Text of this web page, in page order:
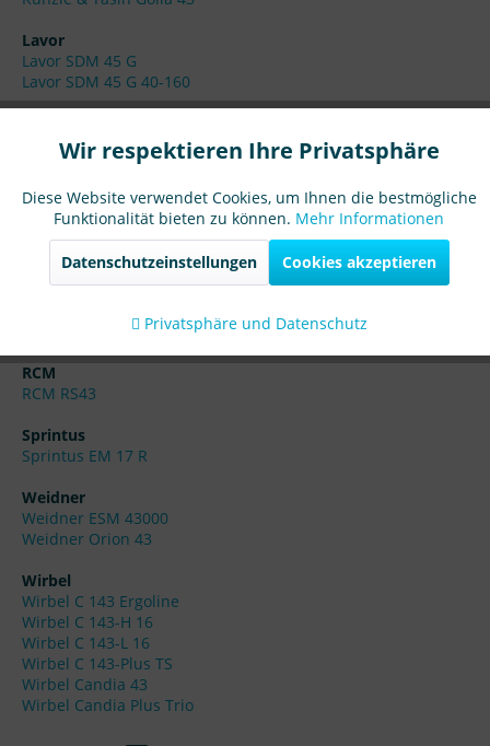
Lavor
Lavor SDM 45 G
Lavor SDM 45 G 40-160
Maxiclean MX 05-17
Mobilotech Extra
Mobilotech Plus
Mobilotech Speed 1
Mobilotech Speed 2
RCM
RCM RS43
Sprintus
Sprintus EM 17 R
Weidner
Weidner ESM 43000
Weidner Orion 43
Wirbel
Wirbel C 143 Ergoline
Wirbel C 143-H 16
Wirbel C 143-L 16
Wirbel C 143-Plus TS
Wirbel Candia 43
Wirbel Candia Plus Trio
Wir respektieren Ihre Privatsphäre
Diese Website verwendet Cookies, um Ihnen die bestmögliche
Funktionalität bieten zu können. Mehr Informationen
Datenschutzeinstellungen Cookies akzeptieren
Privatsphäre und Datenschutz